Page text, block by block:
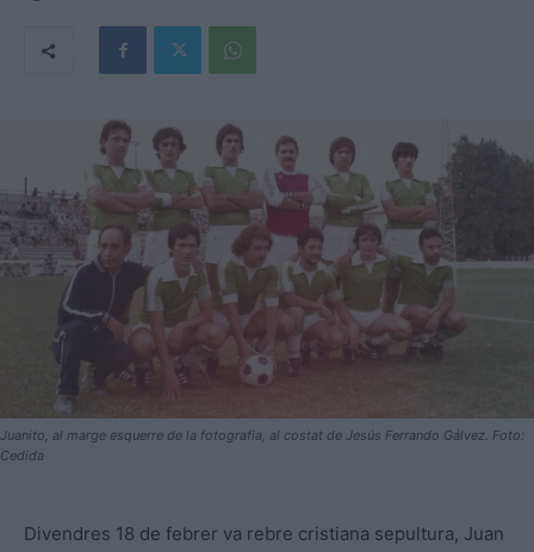
Juanito, al marge esquerre de la fotografia, al costat de Jesús Ferrando Gálvez. Foto:
Cedida
Divendres 18 de febrer va rebre cristiana sepultura, Juan